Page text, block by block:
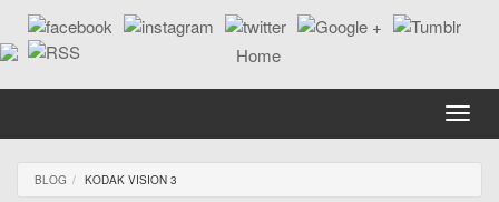
Skip
main
Toggle
BLOG KODAK VISION 3